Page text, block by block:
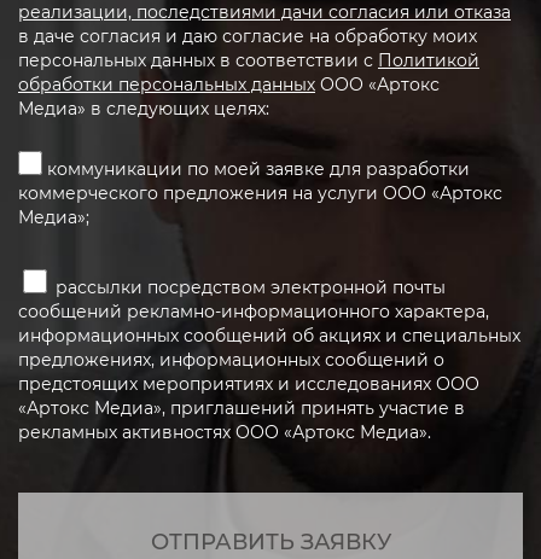
реализации, последствиями дачи согласия или отказа
в даче согласия и даю согласие на обработку моих
персональных данных в соответствии с Политикой
обработки персональных данных ООО «Артокс
Медиа» в следующих целях:
коммуникации по моей заявке для разработки
коммерческого предложения на услуги ООО «Артокс
Медиа»;
рассылки посредством электронной почты
сообщений рекламно-информационного характера,
информационных сообщений об акциях и специальных
предложениях, информационных сообщений о
предстоящих мероприятиях и исследованиях ООО
«Артокс Медиа», приглашений принять участие в
рекламных активностях ООО «Артокс Медиа».
ОТПРАВИТЬ ЗАЯВКУ